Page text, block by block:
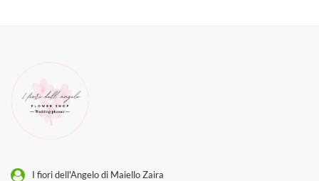
I fiori dell'Angelo di Maiello Zaira